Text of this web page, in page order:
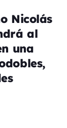
Nicolás
al
una